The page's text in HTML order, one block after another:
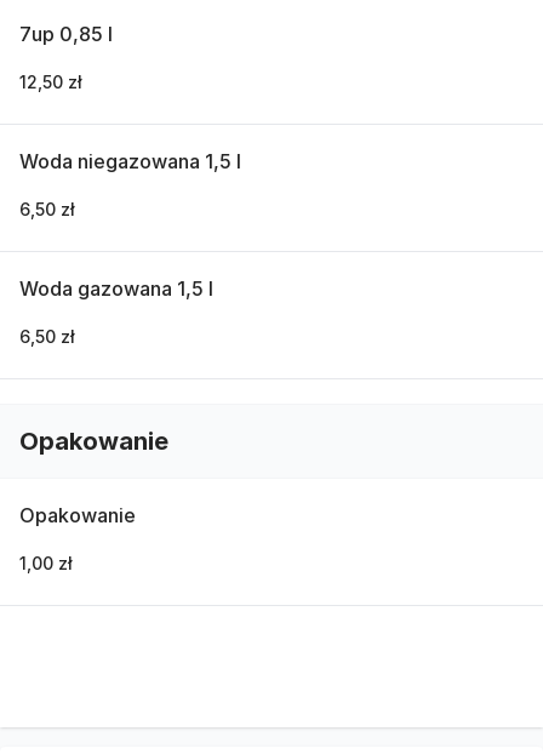
7up 0,85 l
12,50 zł
Woda niegazowana 1,5 l
6,50 zł
Woda gazowana 1,5 l
6,50 zł
Opakowanie
Opakowanie
1,00 zł